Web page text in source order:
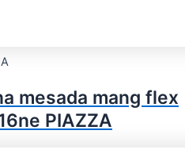
mesada mang flex
PIAZZA